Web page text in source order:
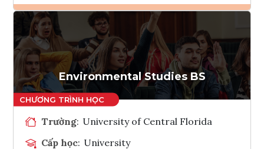
Ghi danh
Tham vấn Interlink
Environmental Studies BS
Trường: University of Central Florida
Cấp học: University